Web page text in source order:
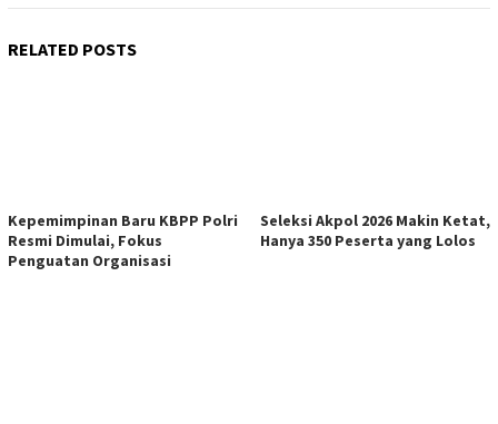
RELATED POSTS
Kepemimpinan Baru KBPP Polri
Resmi Dimulai, Fokus
Penguatan Organisasi
Seleksi Akpol 2026 Makin Ketat,
Hanya 350 Peserta yang Lolos